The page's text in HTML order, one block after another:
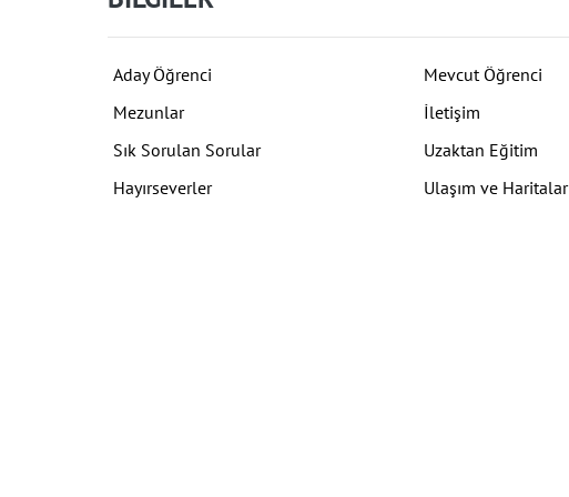
Aday Öğrenci
Mevcut Öğrenci
Mezunlar
İletişim
Sık Sorulan Sorular
Uzaktan Eğitim
Hayırseverler
Ulaşım ve Haritalar